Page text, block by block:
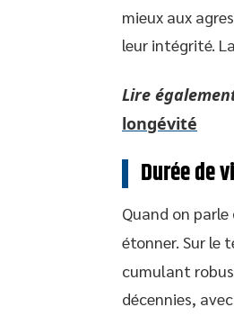
mieux aux
leur intégrité.
Lire
longévité
Durée de
Quand on parle
étonner. Sur le
cumulant
décennies,